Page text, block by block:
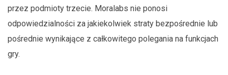
przez podmioty trzecie. Moralabs nie ponosi
odpowiedzialności za jakiekolwiek straty bezpośrednie lub
pośrednie wynikające z całkowitego polegania na funkcjach
gry.